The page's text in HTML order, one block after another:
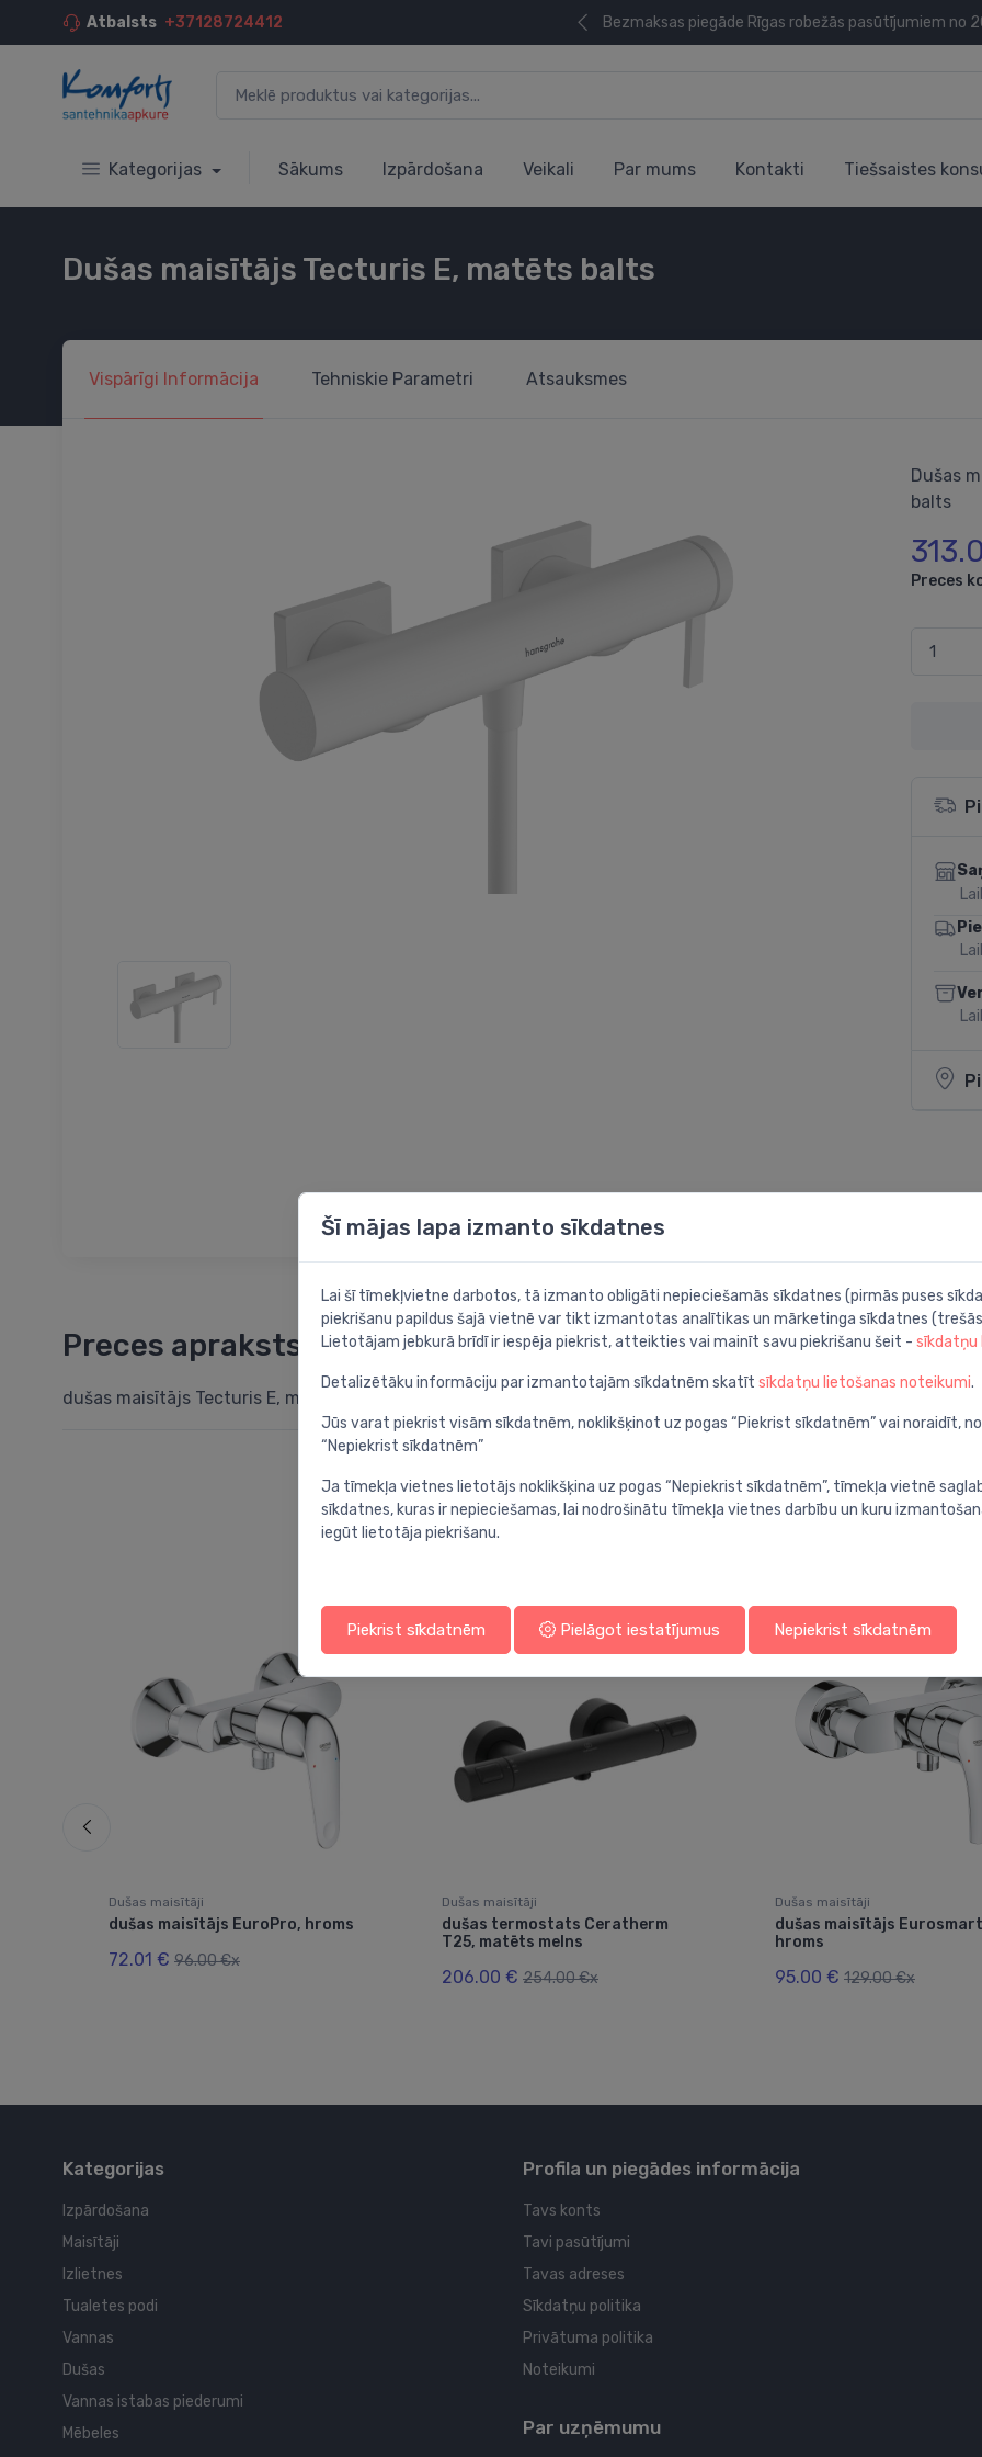
Atbalsts +37128724412 Bezmaksas piegāde Rīgas robežās pasūtījumiem no
Kategorijas Sākums Izpārdošana Veikali Par mums Kontakti Tiešsaistes
Dušas maisītājs Tecturis E, matēts balts
Vispārīgi Informācija Tehniskie Parametri Atsauksmes
Dušas
balts
Preces
Preces apraksts
dušas maisītājs Tecturis E, matēts balts
Dušas maisītāji
dušas maisītājs EuroPro, hroms
72.01 € 96.00 €x
Dušas maisītāji
dušas termostats Ceratherm
T25, matēts melns
206.00 € 254.00 €x
Dušas maisītāji
dušas maisītājs
hroms
95.00 € 129.00 €x
Kategorijas
Izpārdošana
Maisītāji
Izlietnes
Tualetes podi
Vannas
Dušas
Vannas istabas piederumi
Mēbeles
Profila un piegādes informācija
Tavs konts
Tavi pasūtījumi
Tavas adreses
Sīkdatņu politika
Privātuma politika
Noteikumi
Par uzņēmumu
Šī mājas lapa izmanto sīkdatnes
Lai šī tīmekļvietne darbotos, tā izmanto obligāti nepieciešamās sīkdatnes (pirmās puses
piekrišanu papildus šajā vietnē var tikt izmantotas analītikas un mārketinga sīkdatnes
Lietotājam jebkurā brīdī ir iespēja piekrist, atteikties vai mainīt savu piekrišanu šeit - sīkdatņu
Detalizētāku informāciju par izmantotajām sīkdatnēm skatīt sīkdatņu lietošanas noteikumi.
Jūs varat piekrist visām sīkdatnēm, noklikšķinot uz pogas “Piekrist sīkdatnēm” vai noraidīt,
“Nepiekrist sīkdatnēm”
Ja tīmekļa vietnes lietotājs noklikšķina uz pogas “Nepiekrist sīkdatnēm”, tīmekļa vietnē
sīkdatnes, kuras ir nepieciešamas, lai nodrošinātu tīmekļa vietnes darbību un kuru
iegūt lietotāja piekrišanu.
Piekrist sīkdatnēm Pielāgot iestatījumus Nepiekrist sīkdatnēm